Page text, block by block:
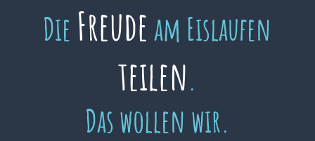
Die Freudeam Eislaufen
teilen.
Das wollen wir.